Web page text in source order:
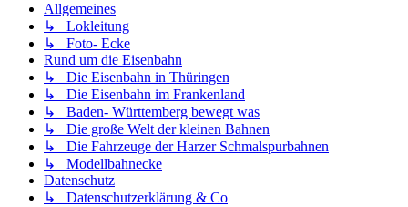
Allgemeines
↳ Lokleitung
↳ Foto- Ecke
Rund um die Eisenbahn
↳ Die Eisenbahn in Thüringen
↳ Die Eisenbahn im Frankenland
↳ Baden- Württemberg bewegt was
↳ Die große Welt der kleinen Bahnen
↳ Die Fahrzeuge der Harzer Schmalspurbahnen
↳ Modellbahnecke
Datenschutz
↳ Datenschutzerklärung & Co